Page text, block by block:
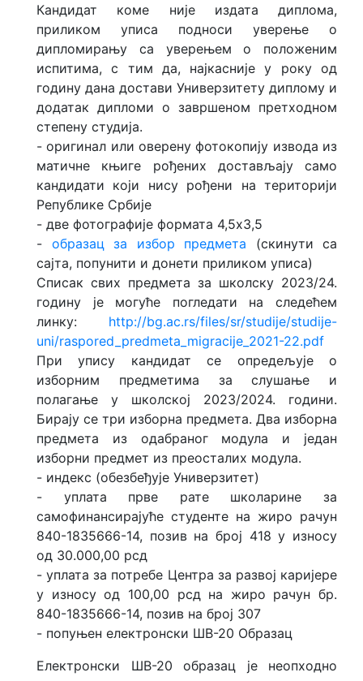
Кандидат коме није издата диплома,
приликом уписа подноси уверење о
дипломирању са уверењем о положеним
испитима, с тим да, најкасније у року од
годину дана достави Универзитету диплому и
додатак дипломи о завршеном претходном
степену студија.
- oригинал или оверену фотокопију извода из
матичне књиге рођених достављају само
кандидати који нису рођени на територији
Републике Србије
- две фотографије формата 4,5x3,5
- образац за избор предмета (скинути са
сајта, попунити и донети приликом уписа)
Списак свих предмета за школску 2023/24.
годину је могуће погледати на следећем
линку: http://bg.ac.rs/files/sr/studije/studije-
uni/raspored_predmeta_migracije_2021-22.pdf
При упису кандидат се опредељује о
изборним предметима за слушање и
полагање у школској 2023/2024. години.
Бирају се три изборна предмета. Два изборна
предмета из одабраног модула и један
изборни предмет из преосталих модула.
- индекс (обезбеђује Универзитет)
- уплата прве рате школарине за
самофинансирајуће студенте на жиро рачун
840-1835666-14, позив на број 418 у износу
од 30.000,00 рсд
- уплата за потребе Центра за развој каријере
у износу од 100,00 рсд на жиро рачун бр.
840-1835666-14, позив на број 307
- попуњен електронски ШВ-20 Образац
Електронски ШВ-20 образац је неопходно